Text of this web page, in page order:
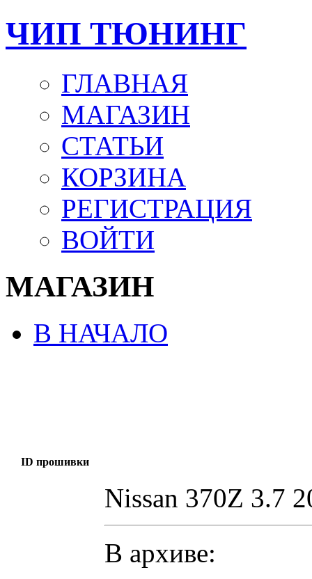
ЧИП ТЮНИНГ
ГЛАВНАЯ
МАГАЗИН
СТАТЬИ
КОРЗИНА
РЕГИСТРАЦИЯ
ВОЙТИ
МАГАЗИН
В НАЧАЛО
ID прошивки
Nissan 370Z 3.7
В архиве: